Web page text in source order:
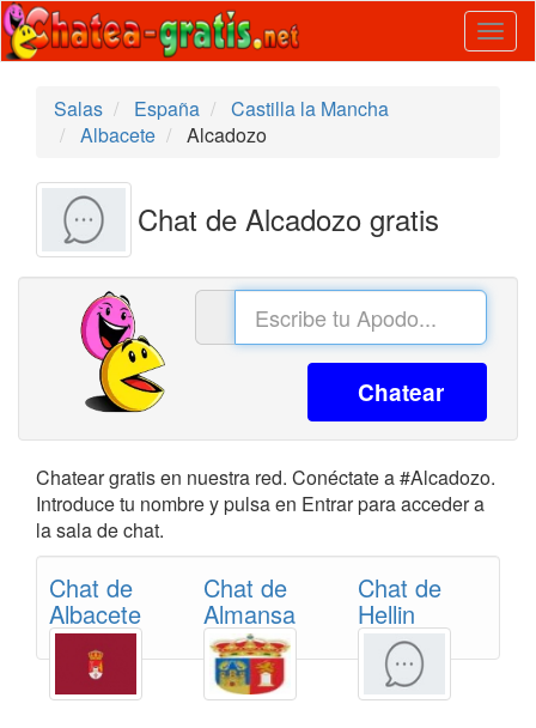
Salas
España
Castilla la Mancha
Albacete
Alcadozo
Chat de Alcadozo gratis
Chatear
Chatear gratis en nuestra red. Conéctate a #Alcadozo.
Introduce tu nombre y pulsa en Entrar para acceder a
la sala de chat.
Chat de
Albacete
Chat de
Almansa
Chat de
Hellin